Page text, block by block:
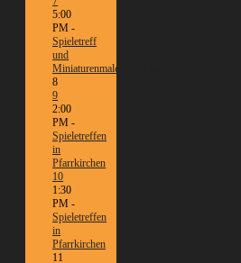
5:00
PM -
Spieletreff
und
Miniaturenmalen/Tabletop
8
9
2:00
PM -
Spieletreffen
in
Pfarrkirchen
10
1:30
PM -
Spieletreffen
in
Pfarrkirchen
11